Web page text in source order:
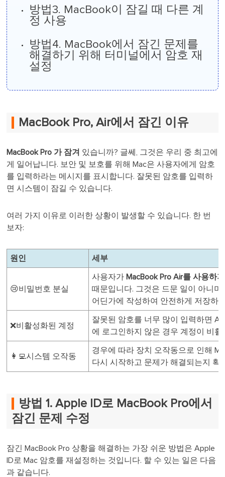
방법3. MacBook이 잠길 때 다른 계
정 사용
방법4. MacBook에서 잠긴 문제를
해결하기 위해 터미널에서 암호 재
설정
MacBook Pro, Air에서 잠긴 이유
MacBook Pro 가 잠겨 있습니까? 글쎄, 그것은 우리 중 최고에
게 일어납니다. 보안 및 보호를 위해 Mac은 사용자에게 암호
를 입력하라는 메시지를 표시합니다. 잘못된 암호를 입력하
면 시스템이 잠길 수 있습니다.
여러 가지 이유로 이러한 상황이 발생할 수 있습니다. 한 번
보자:
원인 세부
😢비밀번호 분실
사용자가 MacBook Pro Air를 사용하
때문입니다. 그것은 드문 일이 아니
어딘가에 작성하여 안전하게 저장하
❌비활성화된 계정
잘못된 암호를 너무 많이 입력하면
에 로그인하지 않은 경우 계정이 비
👩‍💻시스템 오작동
경우에 따라 장치 오작동으로 인해
다시 시작하고 문제가 해결되는지 확
방법 1. Apple ID로 MacBook Pro에서
잠긴 문제 수정
잠긴 MacBook Pro 상황을 해결하는 가장 쉬운 방법은 Apple
ID로 Mac 암호를 재설정하는 것입니다. 할 수 있는 일은 다음
과 같습니다.